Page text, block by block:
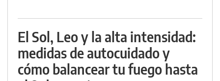
El Sol, Leo y la alta intensidad:
medidas de autocuidado y
cómo balancear tu fuego hasta